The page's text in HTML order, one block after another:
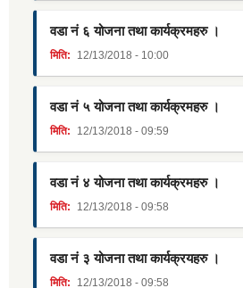
वडा नं ६ योजना तथा कार्यक्रमहरु ।
मिति: 12/13/2018 - 10:00
वडा नं ५ योजना तथा कार्यक्रमहरु ।
मिति: 12/13/2018 - 09:59
वडा नं ४ योजना तथा कार्यक्रमहरु ।
मिति: 12/13/2018 - 09:58
वडा नं ३ योजना तथा कार्यक्रयहरु ।
मिति: 12/13/2018 - 09:58